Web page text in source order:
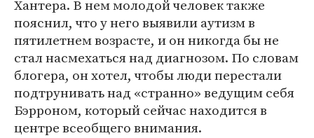
Хантера. В нем молодой человек также
пояснил, что у него выявили аутизм в
пятилетнем возрасте, и он никогда бы не
стал насмехаться над диагнозом. По словам
блогера, он хотел, чтобы люди перестали
подтрунивать над «странно» ведущим себя
Бэрроном, который сейчас находится в
центре всеобщего внимания.